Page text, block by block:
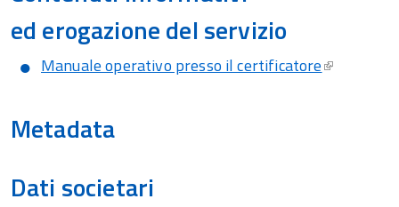
ed erogazione del servizio
Manuale operativo presso il certificatore
Metadata
Dati societari